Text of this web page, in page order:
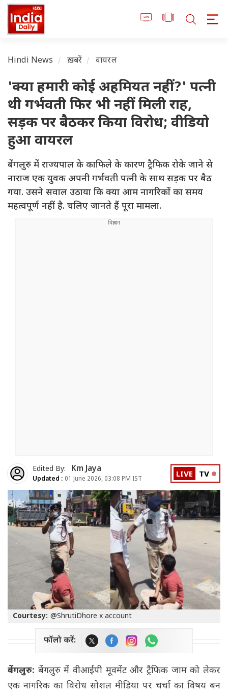
Hindi News ख़बरें वायरल
'क्या हमारी कोई अहमियत नहीं?' पत्नी
थी गर्भवती फिर भी नहीं मिली राह,
सड़क पर बैठकर किया विरोध; वीडियो
हुआ वायरल
बेंगलुरु में राज्यपाल के काफिले के कारण ट्रैफिक रोके जाने से
नाराज एक युवक अपनी गर्भवती पत्नी के साथ सड़क पर बैठ
गया. उसने सवाल उठाया कि क्या आम नागरिकों का समय
महत्वपूर्ण नहीं है. चलिए जानते हैं पूरा मामला.
Edited By: Km Jaya
Updated : 01 June 2026, 03:08 PM IST LIVE TV
Courtesy: @ShrutiDhore x account
फॉलो करें:
बेंगलुरु: बेंगलुरु में वीआईपी मूवमेंट और ट्रैफिक जाम को लेकर
एक नागरिक का विरोध सोशल मीडिया पर चर्चा का विषय बन